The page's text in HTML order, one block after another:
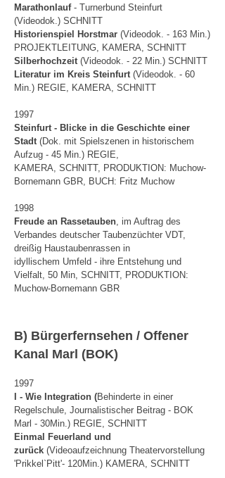
Marathonlauf- Turnerbund Steinfurt
(Videodok.) SCHNITT
Historienspiel Horstmar (Videodok. - 163 Min.)
PROJEKTLEITUNG, KAMERA, SCHNITT
Silberhochzeit(Videodok. - 22 Min.) SCHNITT
Literatur im Kreis Steinfurt(Videodok. - 60
Min.) REGIE, KAMERA, SCHNITT
1997
Steinfurt - Blicke in die Geschichte einer
Stadt(Dok. mit Spielszenen in historischem
Aufzug - 45 Min.) REGIE,
KAMERA, SCHNITT, PRODUKTION: Muchow-
Bornemann GBR, BUCH: Fritz Muchow
1998
Freude an Rassetauben, im Auftrag des
Verbandes deutscher Taubenzüchter VDT,
dreißig Haustaubenrassen in
idyllischem Umfeld - ihre Entstehung und
Vielfalt, 50 Min, SCHNITT, PRODUKTION:
Muchow-Bornemann GBR
B) Bürgerfernsehen / Offener
Kanal Marl (BOK)
1997
I - Wie Integration (Behinderte in einer
Regelschule, Journalistischer Beitrag - BOK
Marl - 30Min.) REGIE, SCHNITT
Einmal Feuerland und
zurück (Videoaufzeichnung Theatervorstellung
'Prikkel`Pitt'- 120Min.) KAMERA, SCHNITT